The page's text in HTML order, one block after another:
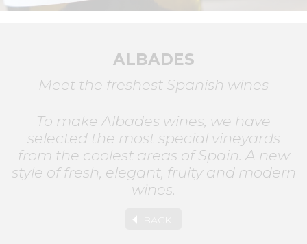
ALBADES
Meet the freshest Spanish wines
To make Albades wines, we have
selected the most special vineyards
from the coolest areas of Spain. A new
style of fresh, elegant, fruity and modern
wines.